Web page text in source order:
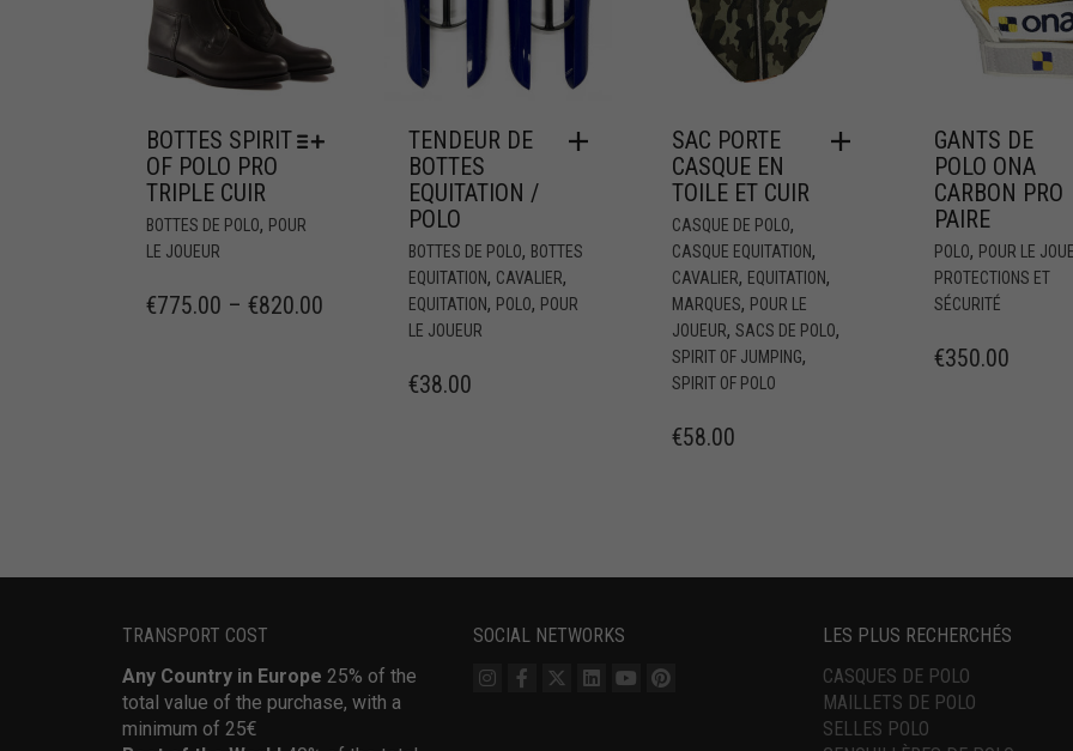
BOTTES SPIRIT
OF POLO PRO
TRIPLE CUIR
BOTTES DE POLO, POUR
LE JOUEUR
€775.00 – €820.00
TENDEUR DE
BOTTES
EQUITATION /
POLO
BOTTES DE POLO, BOTTES
EQUITATION, CAVALIER,
EQUITATION, POLO, POUR
LE JOUEUR
€38.00
SAC PORTE
CASQUE EN
TOILE ET CUIR
CASQUE DE POLO,
CASQUE EQUITATION,
CAVALIER, EQUITATION,
MARQUES, POUR LE
JOUEUR, SACS DE POLO,
SPIRIT OF JUMPING,
SPIRIT OF POLO
€58.00
GANTS DE
POLO ONA
CARBON PRO
PAIRE
POLO, POUR LE
PROTECTIONS ET
SÉCURITÉ
€350.00
TRANSPORT COST
Any Country in Europe 25% of the
total value of the purchase, with a
minimum of 25€
SOCIAL NETWORKS
LES PLUS RECHERCHÉS
CASQUES DE POLO
MAILLETS DE POLO
SELLES POLO